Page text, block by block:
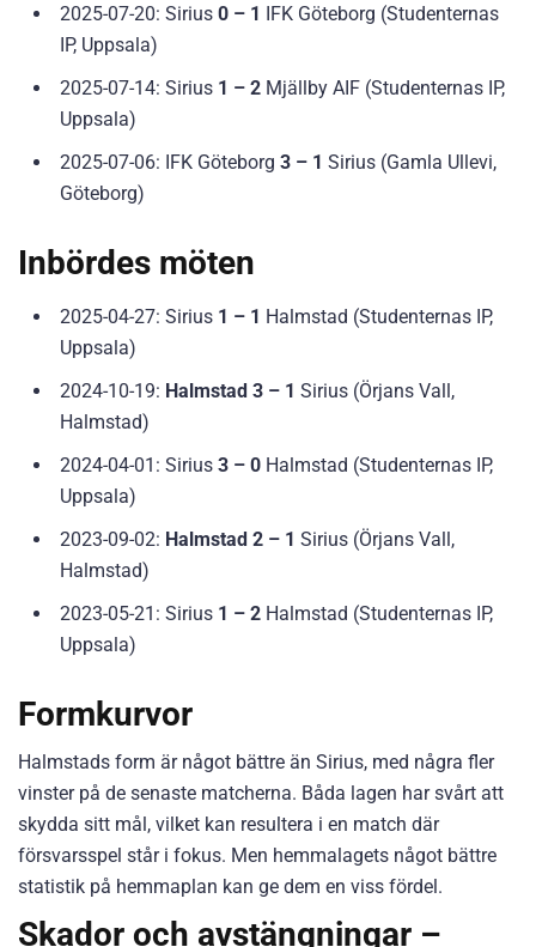
2025-07-20: Sirius 0 – 1 IFK Göteborg (Studenternas
IP, Uppsala)
2025-07-14: Sirius 1 – 2 Mjällby AIF (Studenternas IP,
Uppsala)
2025-07-06: IFK Göteborg 3 – 1 Sirius (Gamla Ullevi,
Göteborg)
Inbördes möten
2025-04-27: Sirius 1 – 1 Halmstad (Studenternas IP,
Uppsala)
2024-10-19: Halmstad 3 – 1 Sirius (Örjans Vall,
Halmstad)
2024-04-01: Sirius 3 – 0 Halmstad (Studenternas IP,
Uppsala)
2023-09-02: Halmstad 2 – 1 Sirius (Örjans Vall,
Halmstad)
2023-05-21: Sirius 1 – 2 Halmstad (Studenternas IP,
Uppsala)
Formkurvor
Halmstads form är något bättre än Sirius, med några fler
vinster på de senaste matcherna. Båda lagen har svårt att
skydda sitt mål, vilket kan resultera i en match där
försvarsspel står i fokus. Men hemmalagets något bättre
statistik på hemmaplan kan ge dem en viss fördel.
Skador och avstängningar –